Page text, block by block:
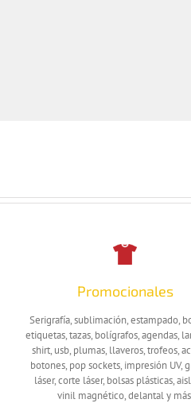
Promocionales
Serigrafía, sublimación, estampado,
etiquetas, tazas, bolígrafos, agendas,
shirt, usb, plumas, llaveros, trofeos,
botones, pop sockets, impresión UV,
láser, corte láser, bolsas plásticas,
vinil magnético, delantal y